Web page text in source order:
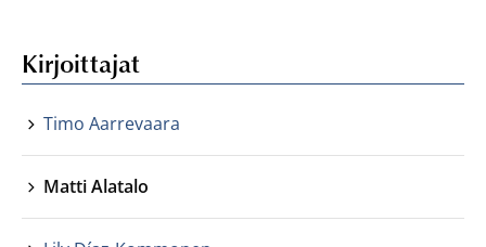
Kirjoittajat
Timo Aarrevaara
Matti Alatalo